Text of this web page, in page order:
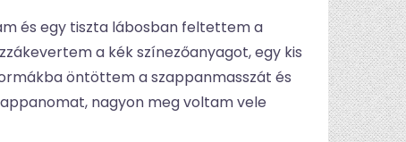
és egy tiszta lábosban feltettem a
a kék színezőanyagot, egy kis
öntöttem a szappanmasszát és
nagyon meg voltam vele